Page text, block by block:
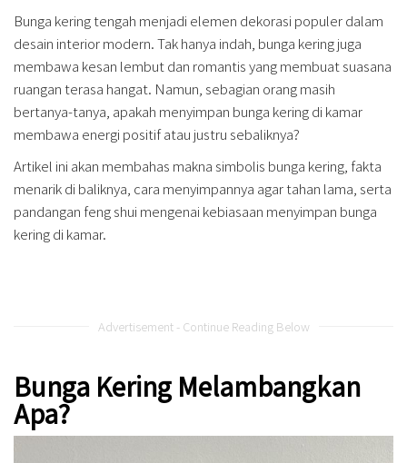
Bunga kering tengah menjadi elemen dekorasi populer dalam
desain interior modern. Tak hanya indah, bunga kering juga
membawa kesan lembut dan romantis yang membuat suasana
ruangan terasa hangat. Namun, sebagian orang masih
bertanya-tanya, apakah menyimpan bunga kering di kamar
membawa energi positif atau justru sebaliknya?
Artikel ini akan membahas makna simbolis bunga kering, fakta
menarik di baliknya, cara menyimpannya agar tahan lama, serta
pandangan feng shui mengenai kebiasaan menyimpan bunga
kering di kamar.
Advertisement - Continue Reading Below
Bunga Kering Melambangkan
Apa?